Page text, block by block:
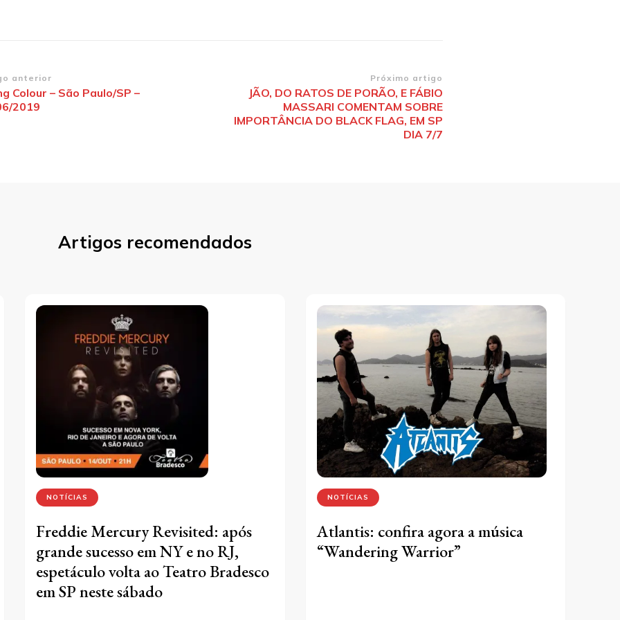
anterior
Colour – São Paulo/SP –
2019
Próximo artigo
JÃO, DO RATOS DE PORÃO, E FÁBIO
MASSARI COMENTAM SOBRE
IMPORTÂNCIA DO BLACK FLAG, EM SP
DIA 7/7
Artigos recomendados
NOTÍCIAS
Freddie Mercury Revisited: após
grande sucesso em NY e no RJ,
espetáculo volta ao Teatro Bradesco
em SP neste sábado
NOTÍCIAS
Atlantis: confira agora a música
“Wandering Warrior”